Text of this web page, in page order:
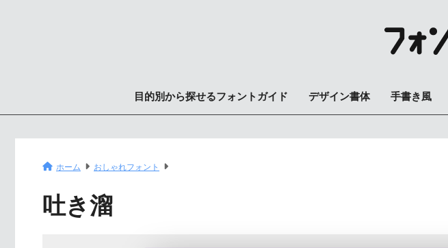
目的別から探せるフォントガイド デザイン書体 手書き風
ホーム おしゃれフォント
吐き溜